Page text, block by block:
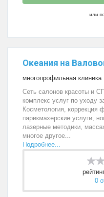
или
Океания на
многопрофильная клиника
Сеть салонов красоты и
комплекс услуг по уходу
Косметология, коррекция
парикмахерские услуги,
лазерные методики,
многое другое...
Подробнее...
0